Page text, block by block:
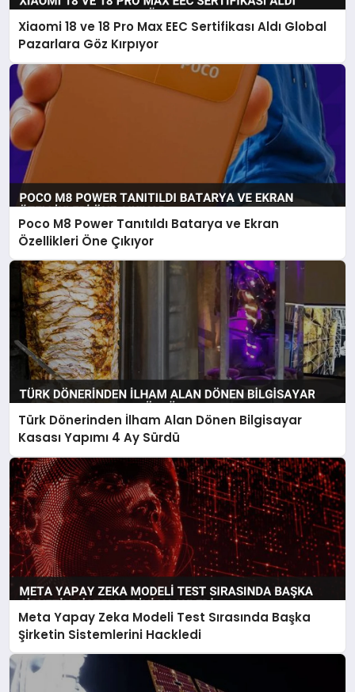
Xiaomi 18 ve 18 Pro Max EEC Sertifikası Aldı Global
Pazarlara Göz Kırpıyor
Poco M8 Power Tanıtıldı Batarya ve Ekran
Özellikleri Öne Çıkıyor
Türk Dönerinden İlham Alan Dönen Bilgisayar
Kasası Yapımı 4 Ay Sürdü
Meta Yapay Zeka Modeli Test Sırasında Başka
Şirketin Sistemlerini Hackledi